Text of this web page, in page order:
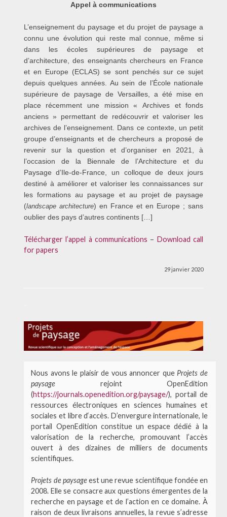
Appel à communications
L’enseignement du paysage et du projet de paysage a
connu une évolution qui reste mal connue, même si
dans les écoles supérieures de paysage et
d’architecture, des enseignants chercheurs en France
et en Europe (ECLAS) se sont penchés sur ce sujet
depuis quelques années. Au sein de l’École nationale
supérieure de paysage de Versailles, a été mise en
place récemment une mission « Archives et fonds
anciens » permettant de redécouvrir et valoriser les
archives de l’enseignement. Dans ce contexte, un petit
groupe d’enseignants et de chercheurs a proposé de
revenir sur la question et d’organiser en 2021, à
l’occasion de la Biennale de l’Architecture et du
Paysage d’Ile-de-France, un colloque de deux jours
destiné à améliorer et valoriser les connaissances sur
les formations au paysage et au projet de paysage
(landscape architecture) en France et en Europe ; sans
oublier des pays d’autres continents […]
Télécharger l’appel à communications – Download call
for papers
29 janvier 2020
Nous avons le plaisir de vous annoncer que Projets de
paysage rejoint OpenEdition
(https://journals.openedition.org/paysage/), portail de
ressources électroniques en sciences humaines et
sociales et libre d‘accès. D’envergure internationale, le
portail OpenEdition constitue un espace dédié à la
valorisation de la recherche, promouvant l’accès
ouvert à des dizaines de milliers de documents
scientifiques.
Projets de paysageest une revue scientifique fondée en
2008. Elle se consacre aux questions émergentes de la
recherche en paysage et de l’action en ce domaine. À
raison de deux livraisons annuelles, la revue s’adresse